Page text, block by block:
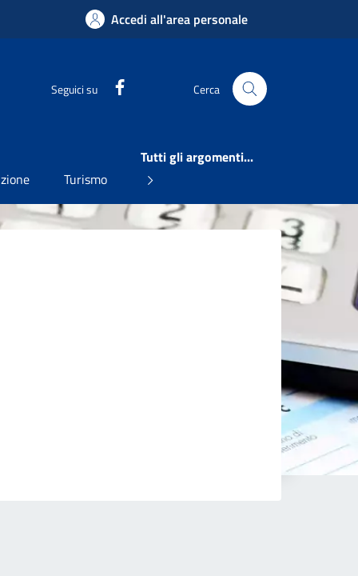
Accedi all'area personale
Seguici su Cerca
Turismo
Tutti gli argomenti...